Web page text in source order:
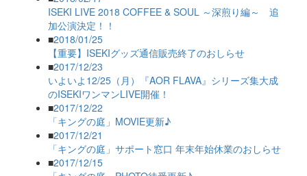
ISEKI LIVE 2018 COFFEE & SOUL ～深煎り編～ 追
加公演決定！！
■2018/01/25
【重要】ISEKIグッズ通信販売終了のおしらせ
■2017/12/23
いよいよ12/25（月）『AOR FLAVA』シリーズ集大成
のISEKIワンマンLIVE開催！
■2017/12/22
「キングの庭」MOVIE更新♪
■2017/12/21
「キングの庭」サポート窓口 年末年始休業のおしらせ
■2017/12/15